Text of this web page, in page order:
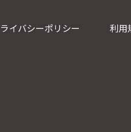
イバシーポリシー 利用